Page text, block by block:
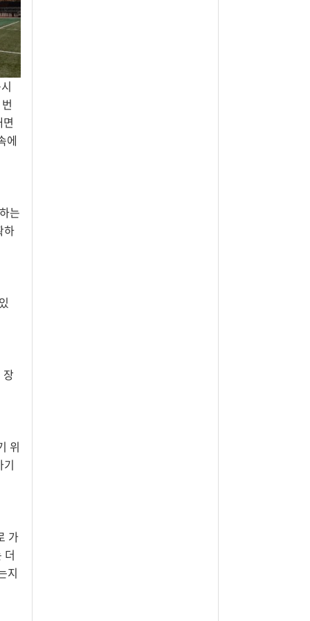
에
는
하
위
가
더
지